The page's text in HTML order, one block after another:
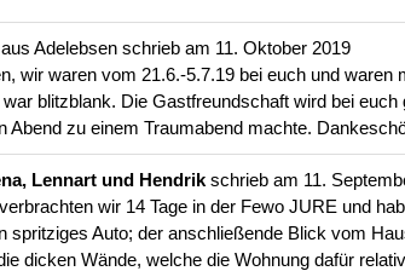
aus Adelebsen schrieb am 11. Oktober 2019
wir waren vom 21.6.-5.7.19 bei euch und
blitzblank. Die Gastfreundschaft wird bei
Abend zu einem Traumabend machte.
Lennart und Hendrik schrieb am 11.
wir 14 Tage in der Fewo JURE und
spritziges Auto; der anschließende Blick vom
dicken Wände, welche die Wohnung dafür